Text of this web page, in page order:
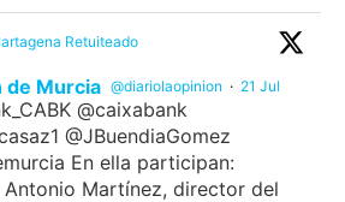
Retuiteado
de Murcia @diariolaopinion · 21 Jul
@caixabank
@JBuendiaGomez
En ella participan:
Antonio Martínez, director del